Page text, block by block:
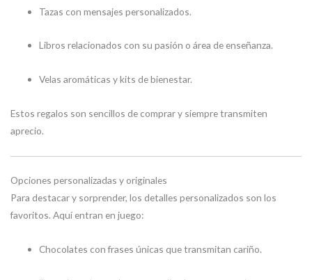
Tazas con mensajes personalizados.
Libros relacionados con su pasión o área de enseñanza.
Velas aromáticas y kits de bienestar.
Estos regalos son sencillos de comprar y siempre transmiten
aprecio.
Opciones personalizadas y originales
Para destacar y sorprender, los detalles personalizados son los
favoritos. Aquí entran en juego:
Chocolates con frases únicas que transmitan cariño.